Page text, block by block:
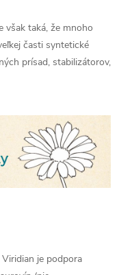
však taká, že mnoho
časti syntetické
prísad, stabilizátorov,
je podpora